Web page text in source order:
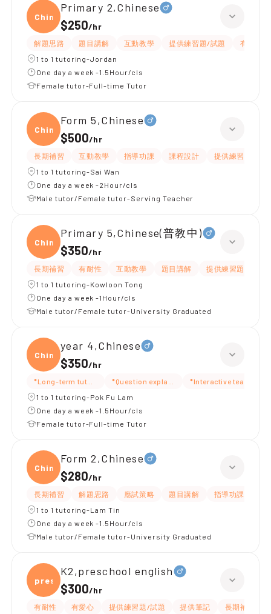
Chine
Primary 2,Chinese
$250/hr
解題思路 題目講解 互動教學 提供練習題/試題
有愛心
1 to 1 tutoring-Jordan
One day a week -1.5Hour/cls
Female tutor-Full-time Tutor
Chine
Form 5,Chinese
$500/hr
長期補習 互動教學 指導功課 課程設計
提供練習題/試題
1 to 1 tutoring-Sai Wan
One day a week -2Hour/cls
Male tutor/Female tutor-Serving Teacher
Chine
Primary 5,Chinese(普教中)
$350/hr
長期補習 有耐性 互動教學 題目講解
提供練習題/試題
1 to 1 tutoring-Kowloon Tong
One day a week -1Hour/cls
Male tutor/Female tutor-University Graduated
Chine
year 4,Chinese
$350/hr
*Long-term tutoring *Question explanation*Interactive teaching
1 to 1 tutoring-Pok Fu Lam
One day a week -1.5Hour/cls
Female tutor-Full-time Tutor
Chine
Form 2,Chinese
$280/hr
長期補習 解題思路 應試策略 題目講解 指導功課
1 to 1 tutoring-Lam Tin
One day a week -1.5Hour/cls
Male tutor/Female tutor-University Graduated
presc
K2,preschool english
$300/hr
有耐性 有愛心 提供練習題/試題 提供筆記
長期補習